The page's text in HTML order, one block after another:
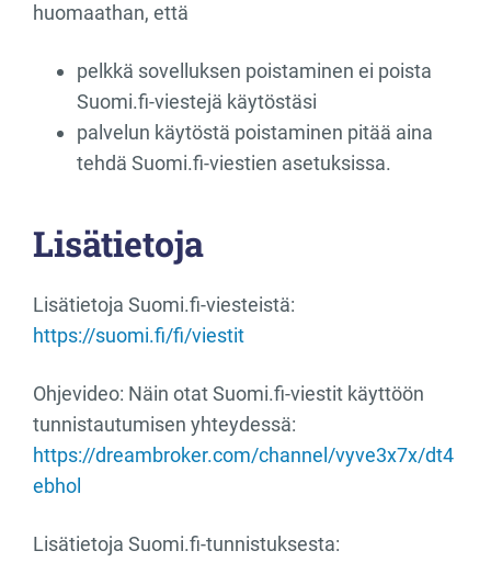
huomaathan, että
pelkkä sovelluksen poistaminen ei poista
Suomi.fi-viestejä käytöstäsi
palvelun käytöstä poistaminen pitää aina
tehdä Suomi.fi-viestien asetuksissa.
Lisätietoja
Lisätietoja Suomi.fi-viesteistä:
https://suomi.fi/fi/viestit
Ohjevideo: Näin otat Suomi.fi-viestit käyttöön
tunnistautumisen yhteydessä:
https://dreambroker.com/channel/vyve3x7x/dt4
ebhol
Lisätietoja Suomi.fi-tunnistuksesta: